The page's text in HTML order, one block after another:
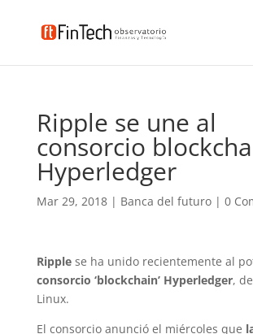
Ripple se une al
consorcio
Hyperledger
Mar 29, 2018| Banca del futuro| 0
Ripplese ha unido recientemente al
consorcio ‘blockchain’ Hyperledger,
Linux.
El consorcio anunció el miércoles que